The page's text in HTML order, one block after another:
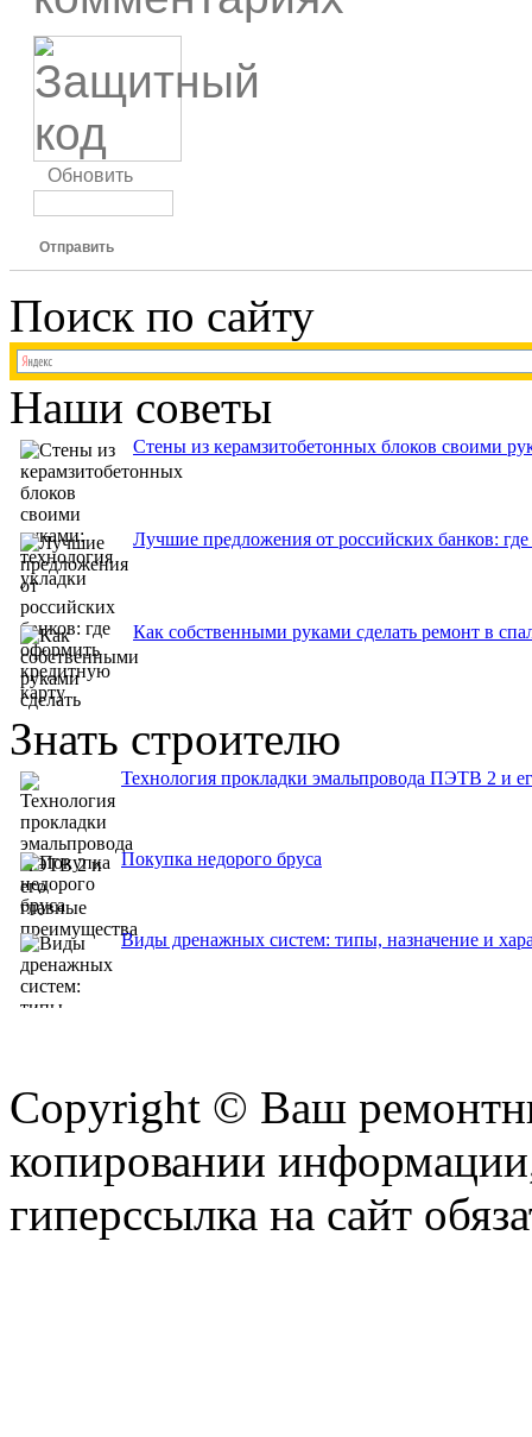
Обновить
Отправить
Поиск по сайту
Наши советы
Стены из керамзитобетонных блоков своими
Лучшие предложения от российских банков:
Как собственными руками сделать ремонт в
Знать строителю
Технология прокладки эмальпровода ПЭТВ 2 и
Покупка недорого бруса
Виды дренажных систем: типы, назначение и
Copyright © Ваш
копировании
гиперссылка на сайт